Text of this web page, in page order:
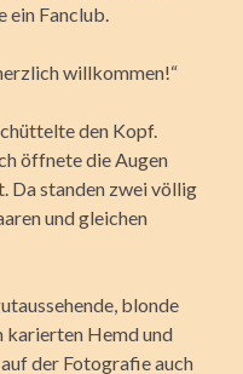
ein Fanclub.
willkommen!“
den Kopf.
öffnete die Augen
Da standen zwei völlig
und gleichen
blonde
karierten Hemd und
der Fotografie auch